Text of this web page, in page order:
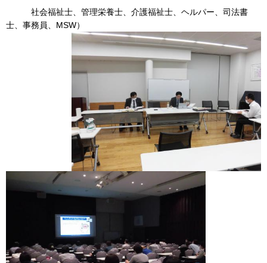
社会福祉士、管理栄養士、介護福祉士、ヘルパー、司法書
士、事務員、MSW）